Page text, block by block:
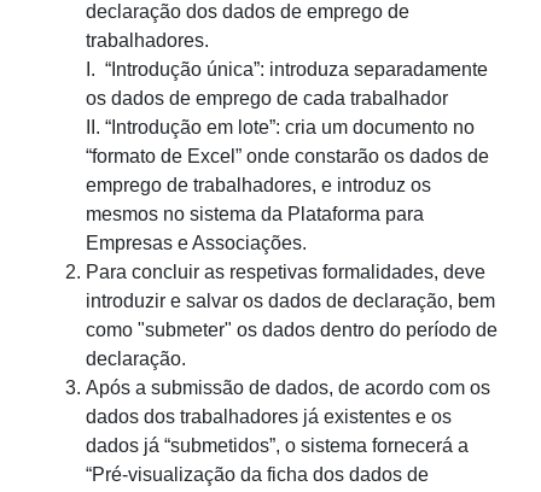
declaração dos dados de emprego de
trabalhadores.
I. “Introdução única”: introduza separadamente
os dados de emprego de cada trabalhador
II. “Introdução em lote”: cria um documento no
“formato de Excel” onde constarão os dados de
emprego de trabalhadores, e introduz os
mesmos no sistema da Plataforma para
Empresas e Associações.
Para concluir as respetivas formalidades, deve
introduzir e salvar os dados de declaração, bem
como "submeter" os dados dentro do período de
declaração.
Após a submissão de dados, de acordo com os
dados dos trabalhadores já existentes e os
dados já “submetidos”, o sistema fornecerá a
“Pré-visualização da ficha dos dados de